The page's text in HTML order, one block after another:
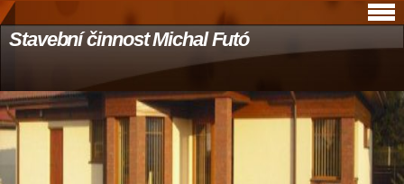
Stavební činnost Michal Futó